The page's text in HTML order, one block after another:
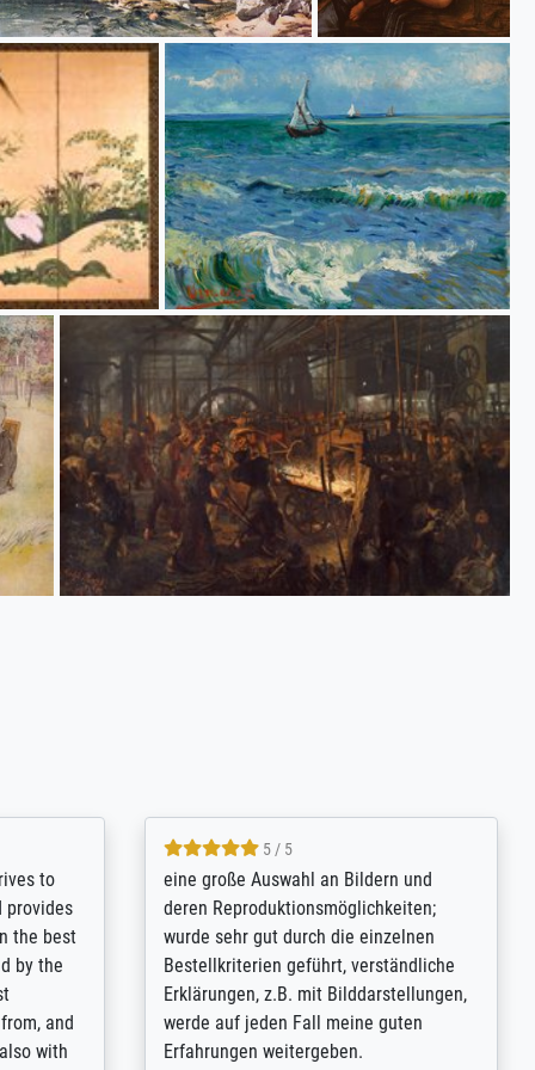
to
provides
the best
by the
and
with
5 / 5
eine große Auswahl an Bildern und
deren Reproduktionsmöglichkeiten;
wurde sehr gut durch die einzelnen
Bestellkriterien geführt, verständliche
Erklärungen, z.B. mit Bilddarstellungen,
werde auf jeden Fall meine guten
Erfahrungen weitergeben.